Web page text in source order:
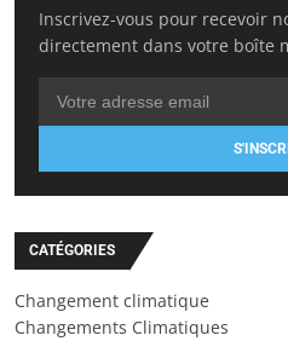
Inscrivez-vous pour recevoir
directement dans votre boîte
CATÉGORIES
Changement climatique
Changements Climatiques